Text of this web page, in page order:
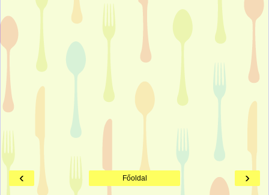
‹ ›
Főoldal